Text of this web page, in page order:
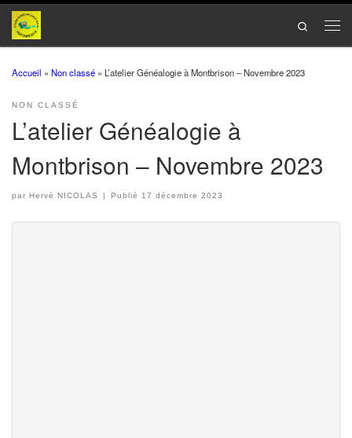
Passer au contenu
Search
Accueil » Non classé » L’atelier Généalogie à Montbrison – Novembre 2023
NON CLASSÉ
L’atelier Généalogie à
Montbrison – Novembre 2023
par Hervé NICOLAS Publié17 décembre 2023